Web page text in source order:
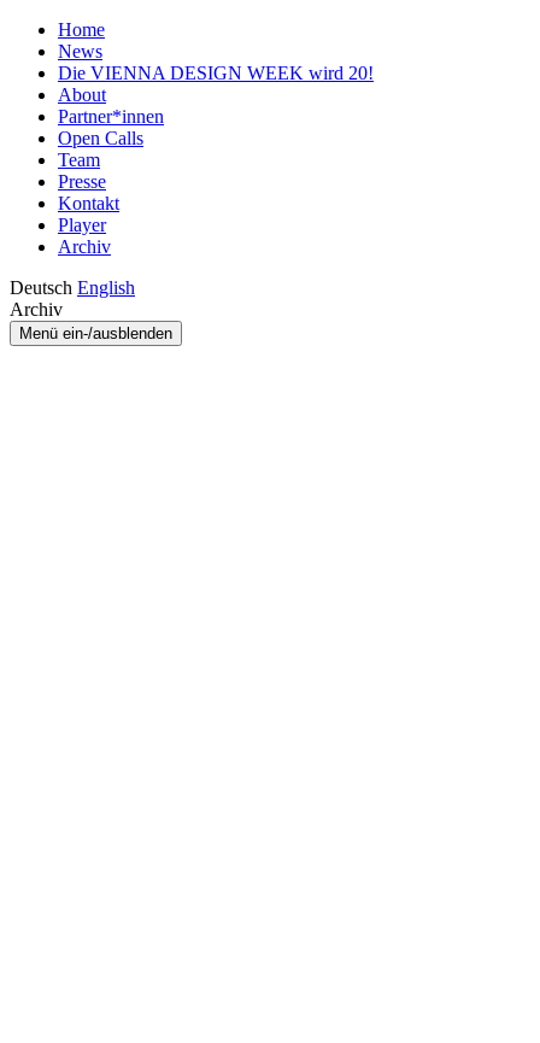
Home
News
Die VIENNA DESIGN WEEK wird 20!
About
Partner*innen
Open Calls
Team
Presse
Kontakt
Player
Archiv
Deutsch English
Archiv
Menü ein-/ausblenden